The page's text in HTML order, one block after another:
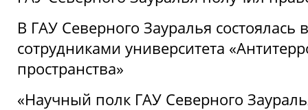
В ГАУ Северного Зауралья состоялась
сотрудниками университета
пространства»
«Научный полк ГАУ Северного